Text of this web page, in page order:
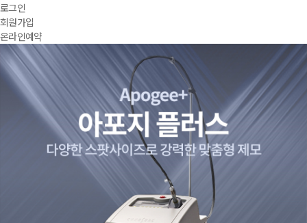
로그인
회원가입
온라인예약